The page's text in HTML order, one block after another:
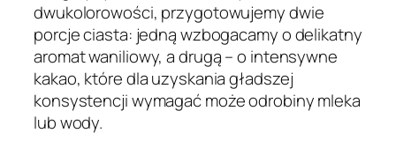
dwukolorowości, przygotowujemy dwie
porcje ciasta: jedną wzbogacamy o delikatny
aromat waniliowy, a drugą – o intensywne
kakao, które dla uzyskania gładszej
konsystencji wymagać może odrobiny mleka
lub wody.